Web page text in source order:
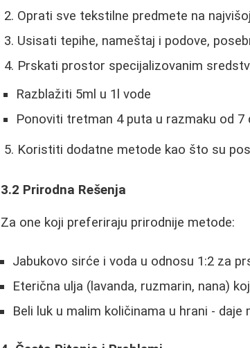
Oprati sve tekstilne predmete na
Usisati tepihe, nameštaj i podove,
Prskati prostor specijalizovanim
Razblažiti 5ml u 1l vode
Ponoviti tretman 4 puta u razmaku od 7
Koristiti dodatne metode kao što su
3.2 Prirodna Rešenja
Za one koji preferiraju prirodnije metode:
Jabukovo sirće i voda u odnosu 1:2 za
Eterična ulja (lavanda, ruzmarin, nana)
Beli luk u malim količinama u hrani -